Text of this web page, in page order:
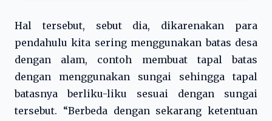
Hal tersebut, sebut dia, dikarenakan para
pendahulu kita sering menggunakan batas desa
dengan alam, contoh membuat tapal batas
dengan menggunakan sungai sehingga tapal
batasnya berliku-liku sesuai dengan sungai
tersebut. “Berbeda dengan sekarang ketentuan